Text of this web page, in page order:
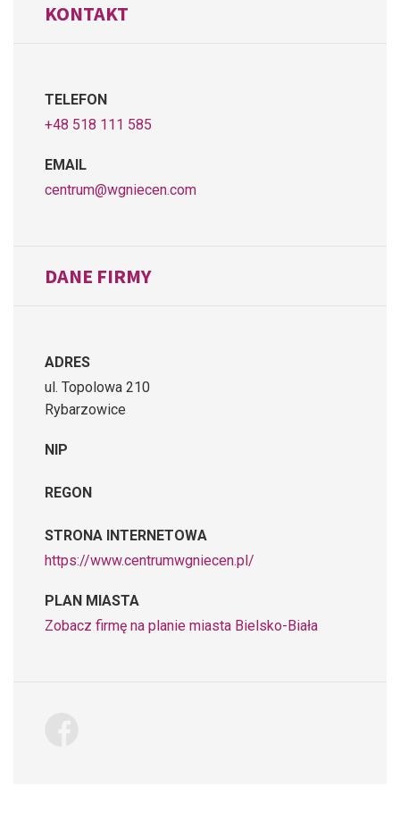
KONTAKT
TELEFON
+48 518 111 585
EMAIL
centrum@wgniecen.com
DANE FIRMY
ADRES
ul. Topolowa 210
Rybarzowice
NIP
REGON
STRONA INTERNETOWA
https://www.centrumwgniecen.pl/
PLAN MIASTA
Zobacz firmę na planie miasta Bielsko-Biała